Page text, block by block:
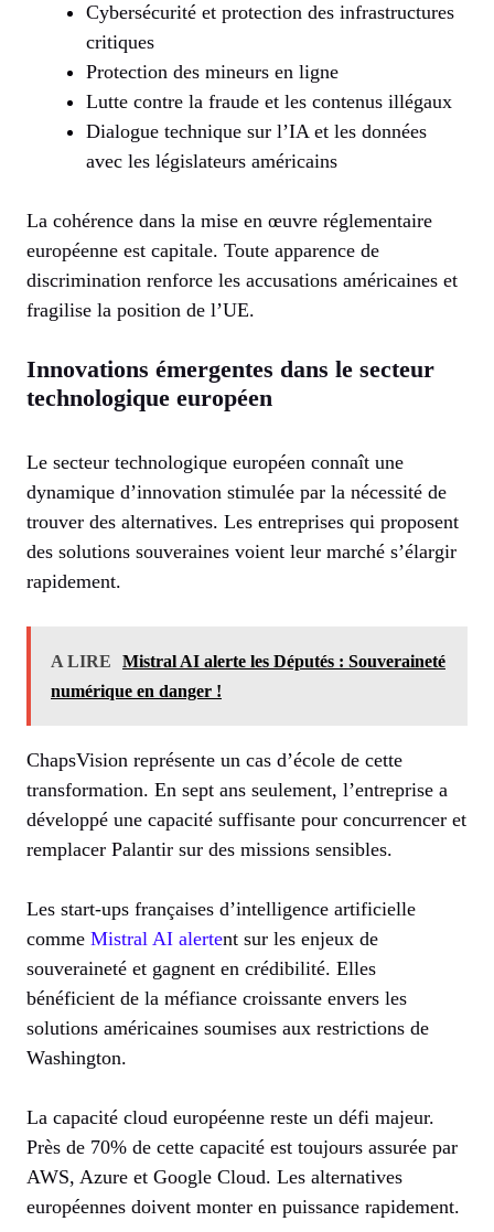
Cybersécurité et protection des infrastructures
critiques
Protection des mineurs en ligne
Lutte contre la fraude et les contenus illégaux
Dialogue technique sur l’IA et les données
avec les législateurs américains
La cohérence dans la mise en œuvre réglementaire
européenne est capitale. Toute apparence de
discrimination renforce les accusations américaines et
fragilise la position de l’UE.
Innovations émergentes dans le secteur
technologique européen
Le secteur technologique européen connaît une
dynamique d’innovation stimulée par la nécessité de
trouver des alternatives. Les entreprises qui proposent
des solutions souveraines voient leur marché s’élargir
rapidement.
A LIRE
Mistral AI alerte les Députés : Souveraineté
numérique en danger !
ChapsVision représente un cas d’école de cette
transformation. En sept ans seulement, l’entreprise a
développé une capacité suffisante pour concurrencer et
remplacer Palantir sur des missions sensibles.
Les start-ups françaises d’intelligence artificielle
comme Mistral AI alertent sur les enjeux de
souveraineté et gagnent en crédibilité. Elles
bénéficient de la méfiance croissante envers les
solutions américaines soumises aux restrictions de
Washington.
La capacité cloud européenne reste un défi majeur.
Près de 70% de cette capacité est toujours assurée par
AWS, Azure et Google Cloud. Les alternatives
européennes doivent monter en puissance rapidement.